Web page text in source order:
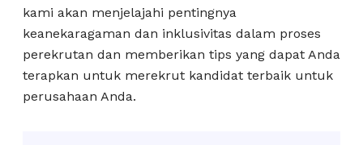
kami akan menjelajahi pentingnya
keanekaragaman dan inklusivitas dalam proses
perekrutan dan memberikan tips yang dapat Anda
terapkan untuk merekrut kandidat terbaik untuk
perusahaan Anda.